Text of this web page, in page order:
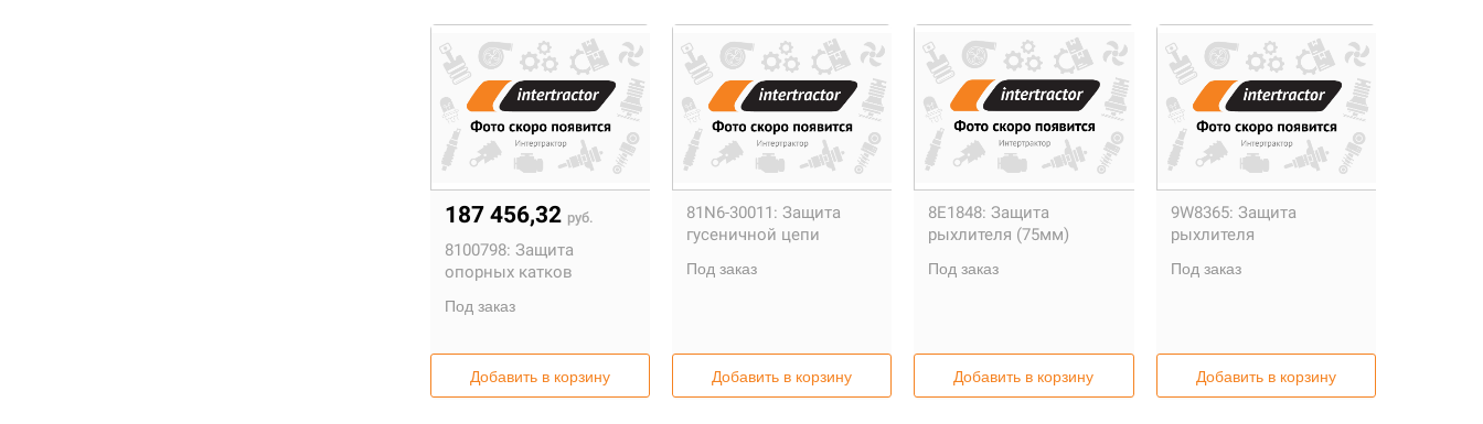
187 456,32 руб.
8100798: Защита
опорных катков
Под заказ
Добавить в корзину
81N6-30011: Защита
гусеничной цепи
Под заказ
Добавить в корзину
8E1848: Защита
рыхлителя (75мм)
Под заказ
Добавить в корзину
9W8365: Защита
рыхлителя
Под заказ
Добавить в корзину